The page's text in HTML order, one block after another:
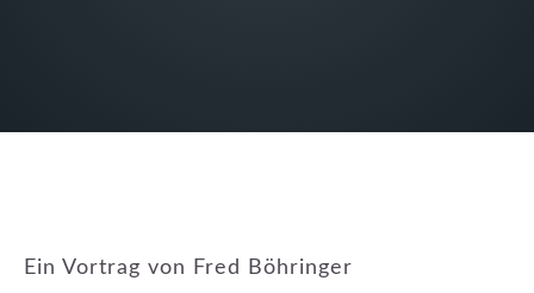
Ein Vortrag von Fred Böhringer